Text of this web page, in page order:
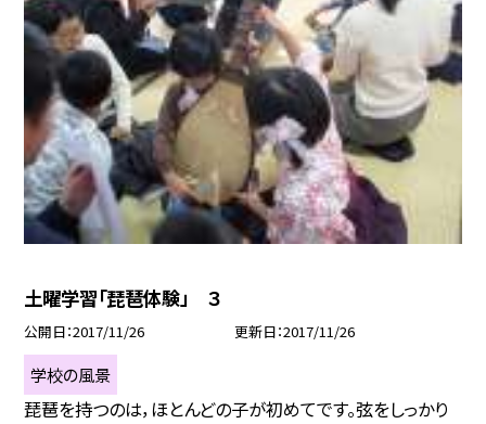
土曜学習「琵琶体験」 ３
公開日 2017/11/26 更新日 2017/11/26
学校の風景
琵琶を持つのは，ほとんどの子が初めてです。弦をしっかり